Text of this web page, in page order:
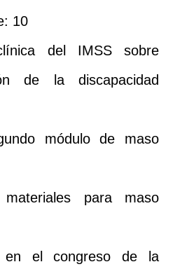
10
del IMSS sobre
de la discapacidad
módulo de maso
para maso
en el congreso de la